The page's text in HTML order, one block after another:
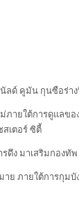
ลด์ คูมัน กุนซือร่า
ายใต้การดูแลข
เตอร์ ซิตี้
ดึง มาเสริมกอง
ย ภายใต้การกุม